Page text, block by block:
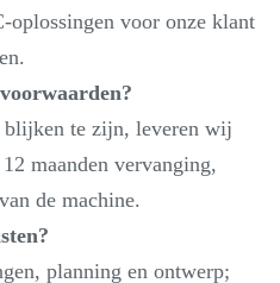
voor onze klant
blijken te zijn, leveren wij
maanden vervanging,
de machine.
planning en ontwerp;